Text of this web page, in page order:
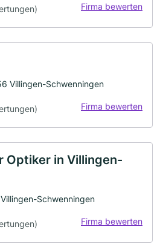
Firma bewerten
Villingen-Schwenningen
Firma bewerten
Optiker in Villingen-
Schwenningen
Firma bewerten